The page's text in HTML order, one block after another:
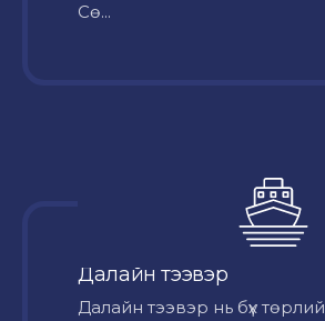
Сө...
Далайн тээвэр
Далайн тээвэр нь бүх